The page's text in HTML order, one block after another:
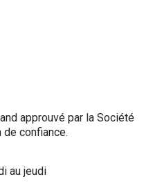
approuvé par la Société
confiance.
au jeudi